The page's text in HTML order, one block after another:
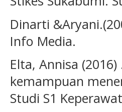
Dinarti
Info Media.
Elta, Annisa
kemampuan
Studi S1